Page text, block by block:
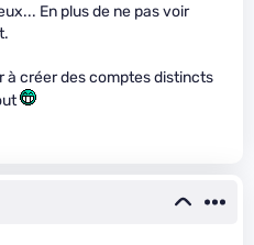
En plus de ne pas voir
à créer des comptes distincts